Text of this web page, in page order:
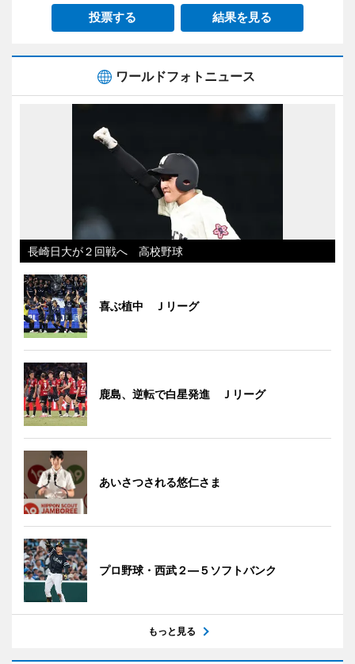
投票する 結果を見る
ワールドフォトニュース
長崎日大が２回戦へ 高校野球
喜ぶ植中 Ｊリーグ
鹿島、逆転で白星発進 Ｊリーグ
あいさつされる悠仁さま
プロ野球・西武２―５ソフトバンク
もっと見る